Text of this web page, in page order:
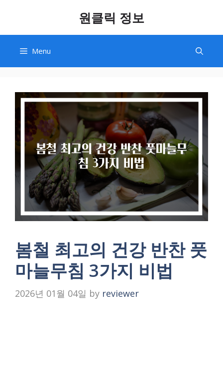
content
원클릭 정보
Menu
봄철 최고의 건강 반찬 풋
마늘무침 3가지 비법
2026년 01월 04일 by reviewer